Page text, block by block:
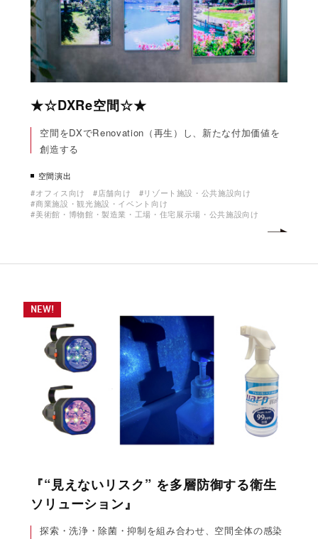
★☆DXRe空間☆★
空間をDXでRenovation（再生）し、新たな付加価値を
創造する
空間演出
オフィス向け
店舗向け
リゾート施設・公共施設向け
商業施設・観光施設・イベント向け
美術館・博物館・製造業・工場・住宅展示場・公共施設向け
NEW!
『“見えないリスク” を多層防御する衛生
ソリューション』
探索・洗浄・除菌・抑制を組み合わせ、空間全体の感染